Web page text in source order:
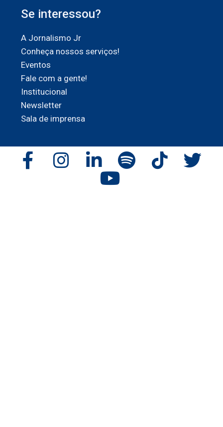
Se interessou?
A Jornalismo Jr
Conheça nossos serviços!
Eventos
Fale com a gente!
Institucional
Newsletter
Sala de imprensa